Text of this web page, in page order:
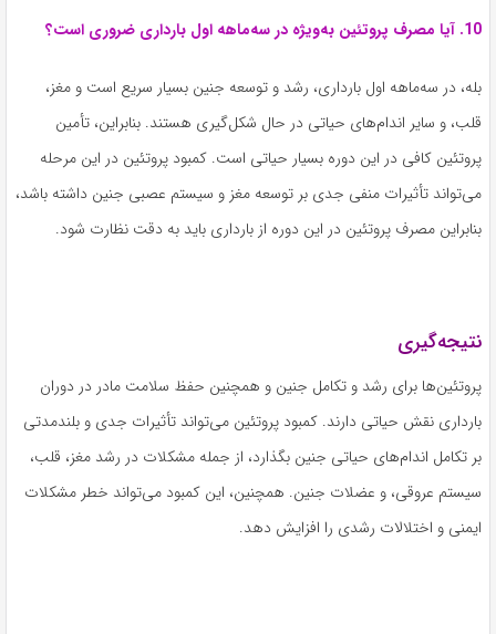
10. آیا مصرف پروتئین به‌ویژه در سه‌ماهه اول بارداری ضروری است؟
بله، در سه‌ماهه اول بارداری، رشد و توسعه جنین بسیار سریع است و مغز،
قلب، و سایر اندام‌های حیاتی در حال شکل‌گیری هستند. بنابراین، تأمین
پروتئین کافی در این دوره بسیار حیاتی است. کمبود پروتئین در این مرحله
می‌تواند تأثیرات منفی جدی بر توسعه مغز و سیستم عصبی جنین داشته باشد،
بنابراین مصرف پروتئین در این دوره از بارداری باید به دقت نظارت شود.
نتیجه‌گیری
پروتئین‌ها برای رشد و تکامل جنین و همچنین حفظ سلامت مادر در دوران
بارداری نقش حیاتی دارند. کمبود پروتئین می‌تواند تأثیرات جدی و بلندمدتی
بر تکامل اندام‌های حیاتی جنین بگذارد، از جمله مشکلات در رشد مغز، قلب،
سیستم عروقی، و عضلات جنین. همچنین، این کمبود می‌تواند خطر مشکلات
ایمنی و اختلالات رشدی را افزایش دهد.